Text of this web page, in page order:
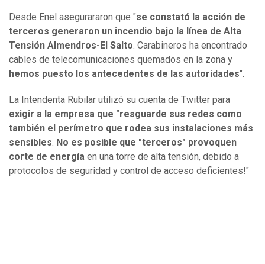
Desde Enel asegurararon que "se constató la acción de
terceros generaron un incendio bajo la línea de Alta
Tensión Almendros-El Salto. Carabineros ha encontrado
cables de telecomunicaciones quemados en la zona y
hemos puesto los antecedentes de las autoridades".
La Intendenta Rubilar utilizó su cuenta de Twitter para
exigir a la empresa que "resguarde sus redes como
también el perímetro que rodea sus instalaciones más
sensibles. No es posible que "terceros" provoquen
corte de energía en una torre de alta tensión, debido a
protocolos de seguridad y control de acceso deficientes!"